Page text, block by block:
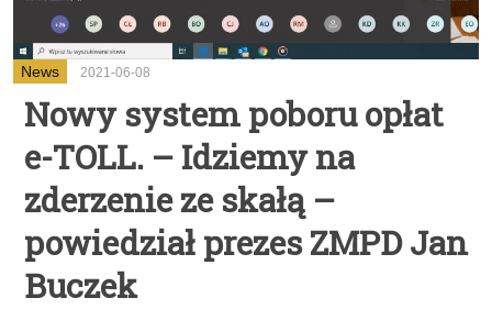
News 2021-06-08
Nowy system poboru opłat
e-TOLL. – Idziemy na
zderzenie ze skałą –
powiedział prezes ZMPD Jan
Buczek